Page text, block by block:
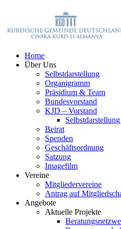
springen
Home
Über Uns
Selbstdarstellung
Organigramm
Präsidium & Team
Bundesvorstand
KJD – Vorstand
Beirat
Spenden
Geschäftsordnung
Satzung
Imagefilm
Vereine
Mitgliedervereine
Antrag auf
Angebote
Aktuelle Projekte